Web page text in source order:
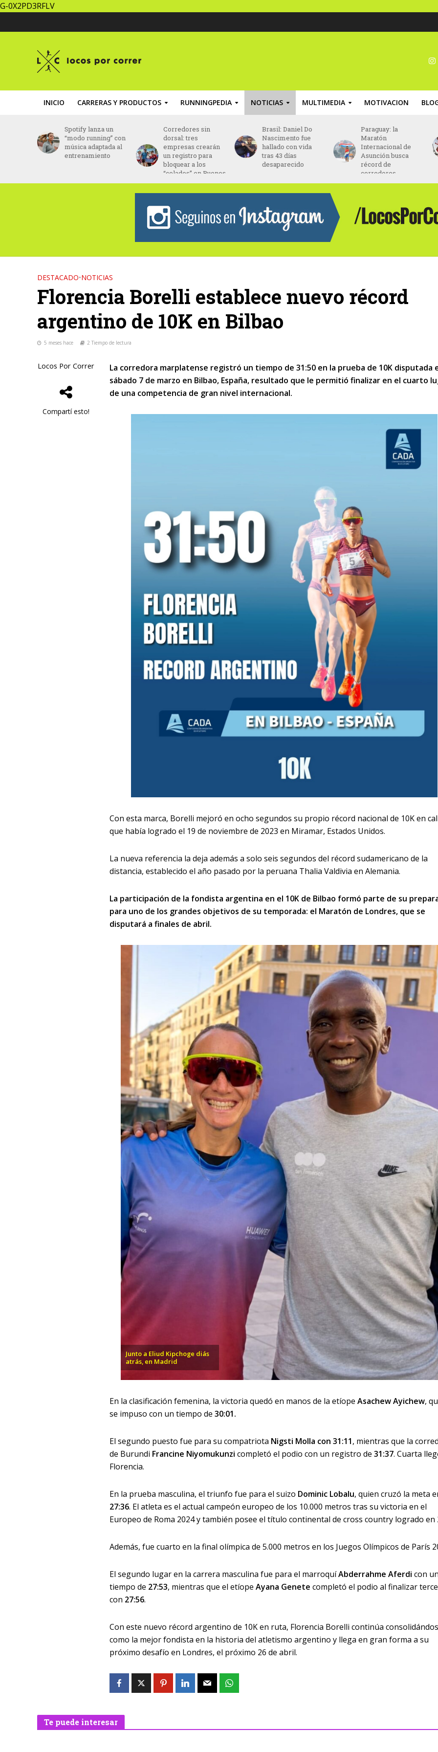
G-0X2PD3RFLV
INICIO CARRERAS Y PRODUCTOS RUNNINGPEDIA NOTICIAS MULTIMEDIA MOTIVACION
Corredores sin
dorsal: tres
empresas crearán
un registro para
Aires
Brasil: Daniel Do
Nascimento fue
hallado con vida
tras 43 días
desaparecido
Paraguay: la
Maratón
Internacional de
Asunción busca
récord de
Asics será el nuevo
patrocinador
principal del
Maratón de París
desde 2027
DESTACADO•NOTICIAS
Florencia Borelli establece nuevo récord
argentino de 10K en Bilbao
5 meses hace 2 Tiempo de lectura
Locos Por Correr
Compartí esto!
La corredora marplatense registró un tiempo de 31:50 en la prueba de 10K disputada
sábado 7 de marzo en Bilbao, España, resultado que le permitió finalizar en el cuarto
de una competencia de gran nivel internacional.
Con esta marca, Borelli mejoró en ocho segundos su propio récord nacional de 10K en
que había logrado el 19 de noviembre de 2023 en Miramar, Estados Unidos.
La nueva referencia la deja además a solo seis segundos del récord sudamericano de la
distancia, establecido el año pasado por la peruana Thalia Valdivia en Alemania.
La participación de la fondista argentina en el 10K de Bilbao formó parte de su
para uno de los grandes objetivos de su temporada: el Maratón de Londres, que se
disputará a finales de abril.
Junto a Eliud Kipchoge diás
atrás, en Madrid
En la clasificación femenina, la victoria quedó en manos de la etíopeAsachew Ayichew,
se impuso con un tiempo de30:01.
El segundo puesto fue para su compatriota Nigsti Molla con 31:11, mientras que la
de Burundi Francine Niyomukunzi completó el podio con un registro de31:37. Cuarta
Florencia.
En la prueba masculina, el triunfo fue para el suizo Dominic Lobalu, quien cruzó la meta
27:36. El atleta es el actual campeón europeo de los 10.000 metros tras su victoria en el
Europeo de Roma 2024 y también posee el título continental de cross country logrado en
Además, fue cuarto en la final olímpica de 5.000 metros en los Juegos Olímpicos de París
El segundo lugar en la carrera masculina fue para el marroquíAbderrahme Aferdi con
tiempo de 27:53, mientras que el etíopeAyana Genete completó el podio al finalizar
con 27:56.
Con este nuevo récord argentino de 10K en ruta, Florencia Borelli continúa
como la mejor fondista en la historia del atletismo argentino y llega en gran forma a su
próximo desafío en Londres, el próximo 26 de abril.
Te puede interesar